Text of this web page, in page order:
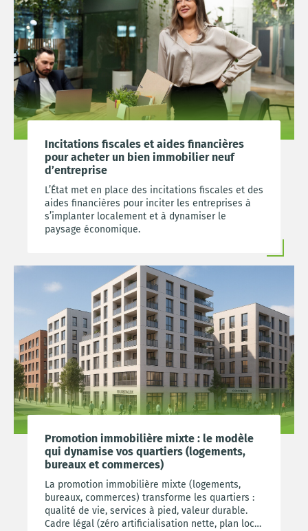
Incitations fiscales et aides financières
pour acheter un bien immobilier neuf
d’entreprise
L’État met en place des incitations fiscales et des
aides financières pour inciter les entreprises à
s’implanter localement et à dynamiser le
paysage économique.
Promotion immobilière mixte : le modèle
qui dynamise vos quartiers (logements,
bureaux et commerces)
La promotion immobilière mixte (logements,
bureaux, commerces) transforme les quartiers :
qualité de vie, services à pied, valeur durable.
Cadre légal (zéro artificialisation nette, plan local